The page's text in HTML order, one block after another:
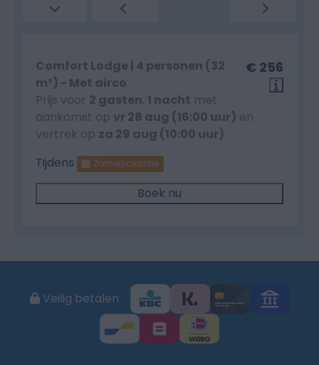
€ 256
Comfort Lodge | 4 personen (32
m²) - Met airco
Prijs voor 2 gasten, 1 nacht met
aankomst op vr 28 aug (16:00 uur) en
vertrek op za 29 aug (10:00 uur)
Tijdens
Zomervakantie
Boek nu
Veilig betalen